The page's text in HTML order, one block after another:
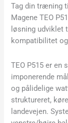
Tag din træning
Magene TEO
løsning udviklet
kompatibilitet
TEO P515 er en
imponerende
og pålidelige
struktureret,
landevejen.